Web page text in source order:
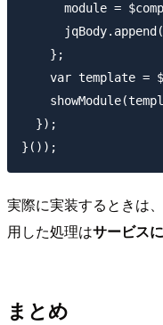
module =
    };
var template =
  });
実際に実装するときは、
用した処理はサービス
まとめ